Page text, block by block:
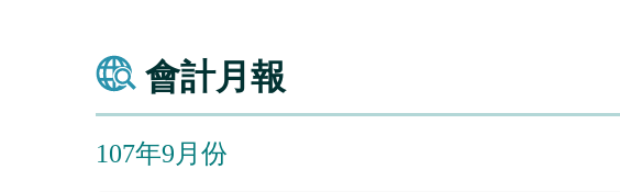
會計月報
107年9月份